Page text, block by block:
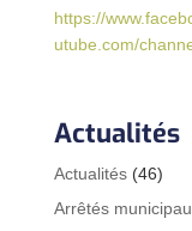
https://
utube.com/
Actualités
Actualités(46)
Arrêtés